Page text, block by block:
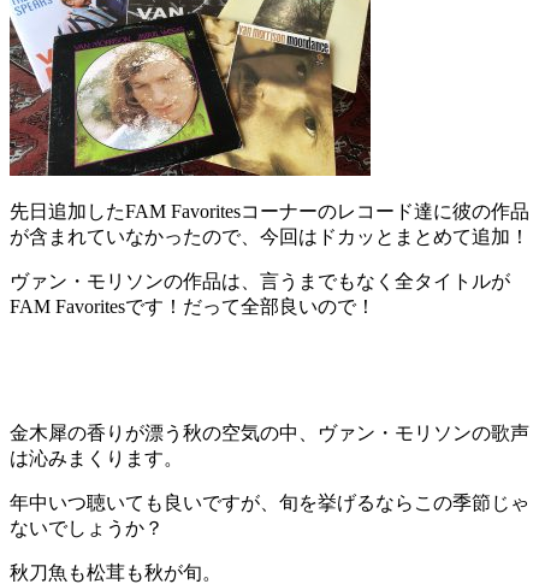
先日追加したFAM Favoritesコーナーのレコード達に彼の作品
が含まれていなかったので、今回はドカッとまとめて追加！
ヴァン・モリソンの作品は、言うまでもなく全タイトルが
FAM Favoritesです！だって全部良いので！
金木犀の香りが漂う秋の空気の中、ヴァン・モリソンの歌声
は沁みまくります。
年中いつ聴いても良いですが、旬を挙げるならこの季節じゃ
ないでしょうか？
秋刀魚も松茸も秋が旬。